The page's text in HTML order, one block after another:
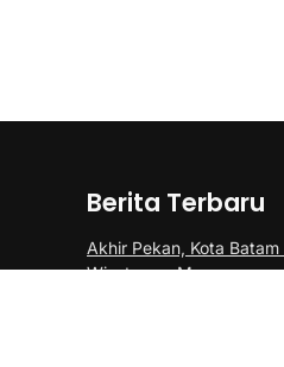
Berita Terbaru
Akhir Pekan, Kota
Wisatawan Mancanegara